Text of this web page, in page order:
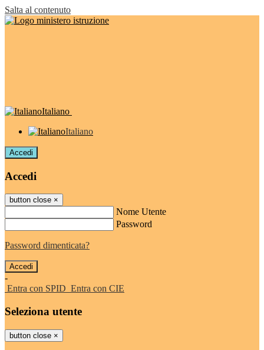
Salta al contenuto
Italiano
Italiano
Accedi
Accedi
button close ×
Nome Utente
Password
Password dimenticata?
-
Entra con SPID Entra con CIE
Seleziona utente
button close ×